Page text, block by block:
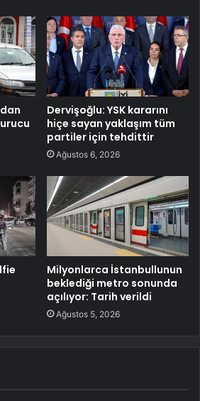
Dervişoğlu: YSK kararını
hiçe sayan yaklaşım tüm
partiler için tehdittir
Ağustos 6, 2026
Milyonlarca İstanbullunun
beklediği metro sonunda
açılıyor: Tarih verildi
Ağustos 5, 2026